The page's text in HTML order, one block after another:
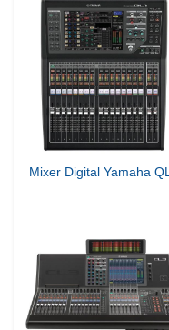
Mixer Digital Yamaha